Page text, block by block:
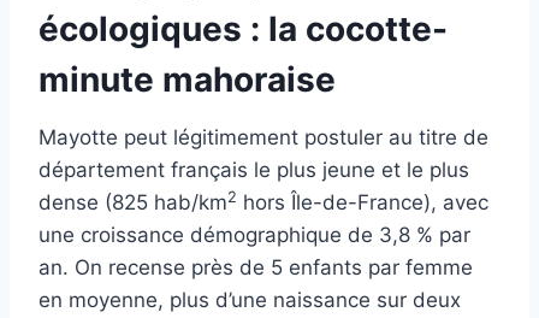
écologiques : la cocotte-
minute mahoraise
Mayotte peut légitimement postuler au titre de
département français le plus jeune et le plus
dense (825 hab/km2 hors Île-de-France), avec
une croissance démographique de 3,8 % par
an. On recense près de 5 enfants par femme
en moyenne, plus d’une naissance sur deux